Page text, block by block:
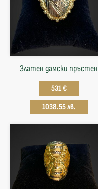
Златен дамски пръстен
531 €
1038.55 лв.